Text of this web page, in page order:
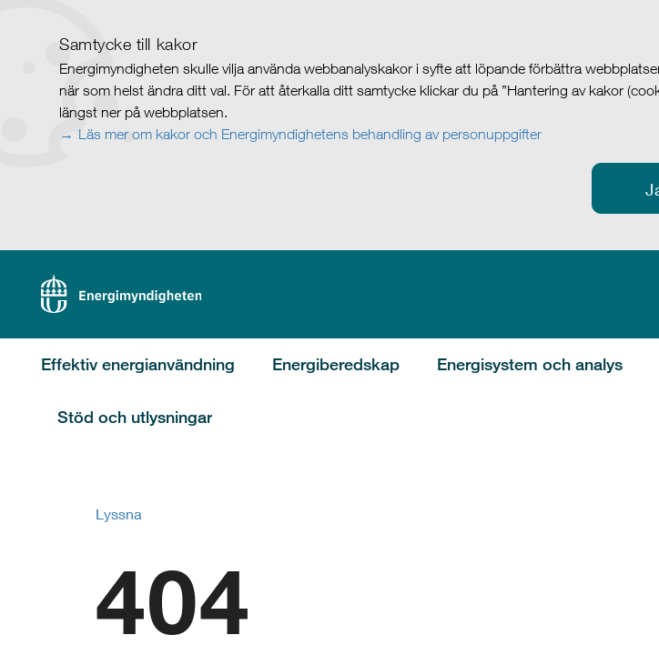
Samtycke till kakor
Energimyndigheten skulle vilja använda webbanalyskakor i syfte att löpande förbättra
när som helst ändra ditt val. För att återkalla ditt samtycke klickar du på ”Hantering av kakor
längst ner på webbplatsen.
Läs mer om kakor och Energimyndighetens behandling av personuppgifter
Effektiv energianvändning Energiberedskap Energisystem och analys
Stöd och utlysningar
Lyssna
404